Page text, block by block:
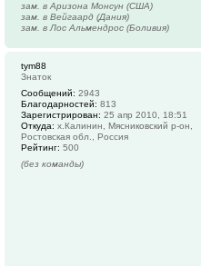
зам. в Аризона Монсун (США)
зам. в Вейгаард (Дания)
зам. в Лос Альмендрос (Боливия)
tym88
Знаток
Сообщений: 2943
Благодарностей: 813
Зарегистрирован: 25 апр 2010, 18:51
Откуда: х.Калинин, Мясниковский р-он,
Ростовская обл., Россия
Рейтинг: 500
(без команды)